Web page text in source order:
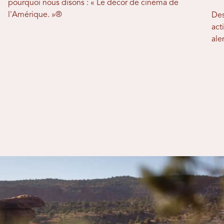
pourquoi nous disons : « Le décor de cinéma de
l'Amérique. »®